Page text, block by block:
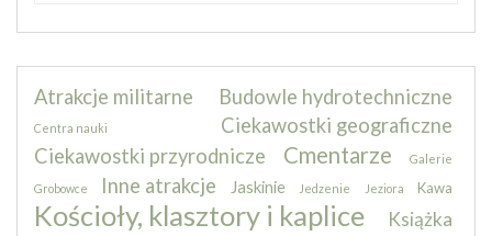
Atrakcje militarne Budowle hydrotechniczne
Centra nauki
Ciekawostki geograficzne
Ciekawostki przyrodnicze
Cmentarze Galerie
Grobowce Inne atrakcje Jaskinie Jedzenie Jeziora Kawa
Kościoły, klasztory i kaplice Książka